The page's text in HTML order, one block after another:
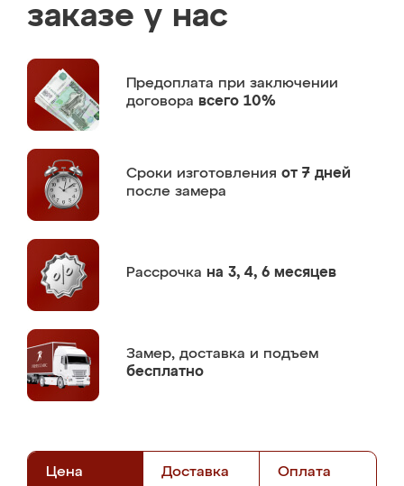
заказе у нас
Предоплата при заключении
договора всего 10%
Сроки изготовления от 7 дней
после замера
Рассрочка на 3, 4, 6 месяцев
Замер, доставка и подъем
бесплатно
Цена Доставка Оплата